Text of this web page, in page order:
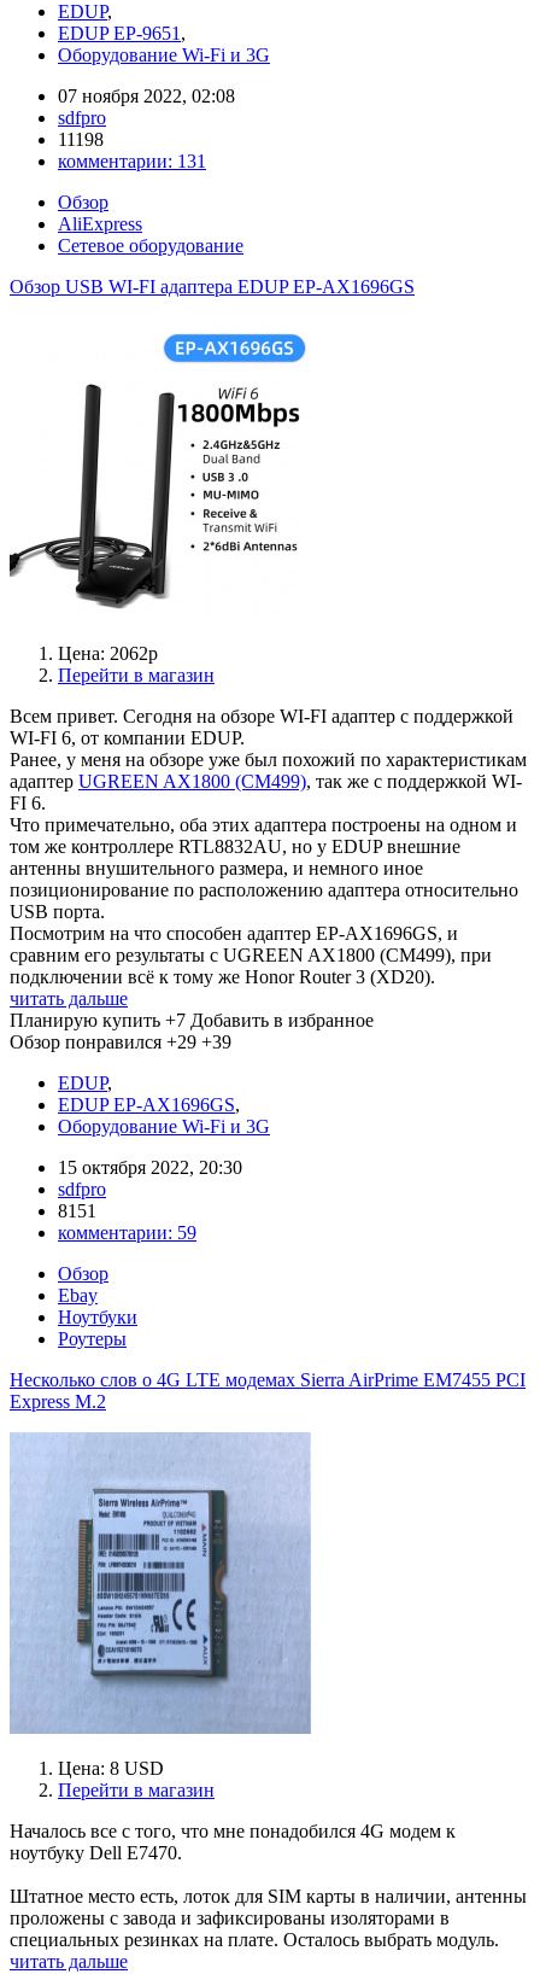
EDUP,
EDUP EP-9651 ,
Оборудование Wi-Fi и 3G
07 ноября 2022, 02:08
sdfpro
11198
комментарии: 131
Обзор
AliExpress
Сетевое оборудование
Обзор USB WI-FI адаптера EDUP EP-AX1696GS
Цена: 2062р
Перейти в магазин
Всем привет. Сегодня на обзоре WI-FI адаптер с поддержкой
WI-FI 6, от компании EDUP.
Ранее, у меня на обзоре уже был похожий по характеристикам
адаптер UGREEN AX1800 (CM499), так же с поддержкой WI-
FI 6.
Что примечательно, оба этих адаптера построены на одном и
том же контроллере RTL8832AU, но у EDUP внешние
антенны внушительного размера, и немного иное
позиционирование по расположению адаптера относительно
USB порта.
Посмотрим на что способен адаптер EP-AX1696GS, и
сравним его результаты с UGREEN AX1800 (CM499), при
подключении всё к тому же Honor Router 3 (XD20).
читать дальше
Планирую купить +7 Добавить в избранное
Обзор понравился +29 +39
EDUP,
EDUP EP-AX1696GS,
Оборудование Wi-Fi и 3G
15 октября 2022, 20:30
sdfpro
8151
комментарии: 59
Обзор
Ebay
Ноутбуки
Роутеры
Несколько слов о 4G LTE модемах Sierra AirPrime EM7455 PCI
Express M.2
Цена: 8 USD
Перейти в магазин
Началось все с того, что мне понадобился 4G модем к
ноутбуку Dell E7470.
Штатное место есть, лоток для SIM карты в наличии, антенны
проложены с завода и зафиксированы изоляторами в
специальных резинках на плате. Осталось выбрать модуль.
читать дальше